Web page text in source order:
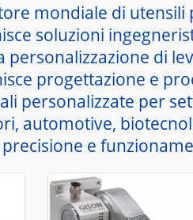
mondiale di
soluzioni
personalizzazione di
progettazione e
personalizzate per
automotive,
e